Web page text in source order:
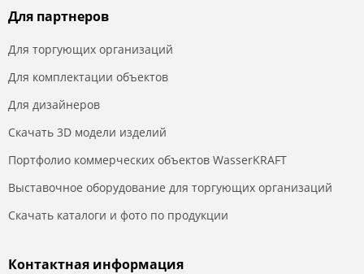
Для партнеров
Для торгующих организаций
Для комплектации объектов
Для дизайнеров
Скачать 3D модели изделий
Портфолио коммерческих объектов WasserKRAFT
Выставочное оборудование для торгующих организаций
Скачать каталоги и фото по продукции
Контактная информация